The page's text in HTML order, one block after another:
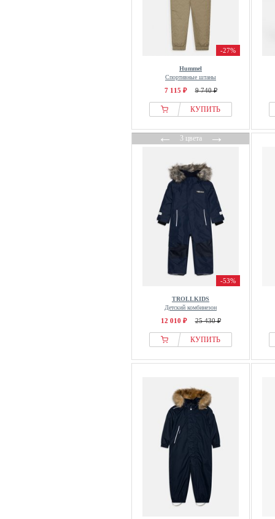
-27%
Hummel
Спортивные штаны
7 115 ₽ 9 740 ₽
КУПИТЬ
←3 цвета→
-53%
TROLLKIDS
Детский комбинезон
12 010 ₽ 25 430 ₽
КУПИТЬ